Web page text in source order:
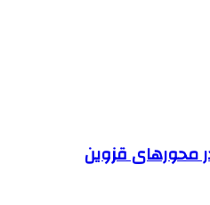
محورهای قزوین